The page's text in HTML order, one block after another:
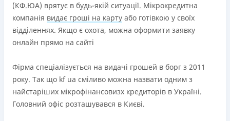
(КФ.ЮА) врятує в будь-якій ситуації. Мікрокредитна
компанія видає гроші на карту або готівкою у своїх
відділеннях. Якщо є охота, можна оформити заявку
онлайн прямо на сайті
Фірма спеціалізується на видачі грошей в борг з 2011
року. Так що kf ua сміливо можна назвати одним з
найстаріших мікрофінансовизх кредиторів в Україні.
Головний офіс розташувався в Києві.